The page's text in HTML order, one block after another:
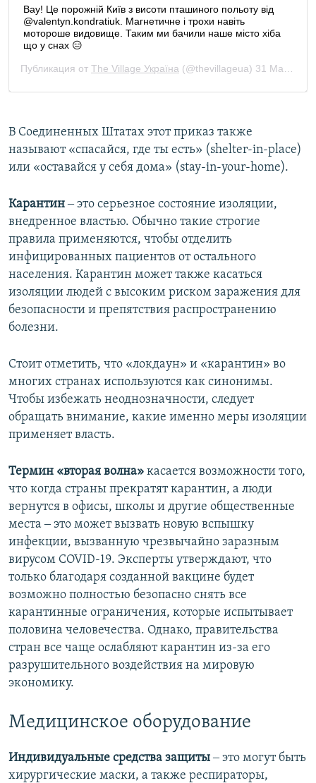
В Соединенных Штатах этот приказ также
называют «спасайся, где ты есть» (shelter-in-place)
или «оставайся у себя дома» (stay-in-your-home).
Карантин‒ это серьезное состояние изоляции,
внедренное властью. Обычно такие строгие
правила применяются, чтобы отделить
инфицированных пациентов от остального
населения. Карантин может также касаться
изоляции людей с высоким риском заражения для
безопасности и препятствия распространению
болезни.
Стоит отметить, что «локдаун» и «карантин» во
многих странах используются как синонимы.
Чтобы избежать неоднозначности, следует
обращать внимание, какие именно меры изоляции
применяет власть.
Термин «вторая волна» касается возможности того,
что когда страны прекратят карантин, а люди
вернутся в офисы, школы и другие общественные
места ‒ это может вызвать новую вспышку
инфекции, вызванную чрезвычайно заразным
вирусом COVID-19. Эксперты утверждают, что
только благодаря созданной вакцине будет
возможно полностью безопасно снять все
карантинные ограничения, которые испытывает
половина человечества. Однако, правительства
стран все чаще ослабляют карантин из-за его
разрушительного воздействия на мировую
экономику.
Медицинское оборудование
Индивидуальные средства защиты‒ это могут быть
хирургические маски, а также респираторы,